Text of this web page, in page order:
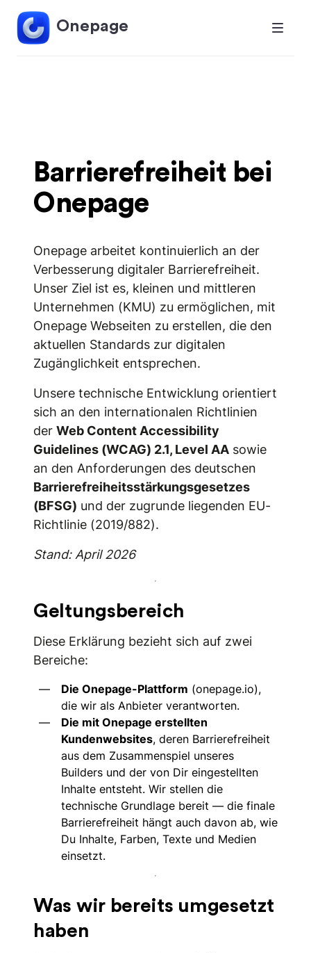
Onepage
Barrierefreiheit bei
Onepage
Onepage arbeitet kontinuierlich an der
Verbesserung digitaler Barrierefreiheit.
Unser Ziel ist es, kleinen und mittleren
Unternehmen (KMU) zu ermöglichen, mit
Onepage Webseiten zu erstellen, die den
aktuellen Standards zur digitalen
Zugänglichkeit entsprechen.
Unsere technische Entwicklung orientiert
sich an den internationalen Richtlinien
der Web Content Accessibility
Guidelines (WCAG) 2.1, Level AA sowie
an den Anforderungen des deutschen
Barrierefreiheitsstärkungsgesetzes
(BFSG) und der zugrunde liegenden EU-
Richtlinie (2019/882).
Stand: April 2026
Geltungsbereich
Diese Erklärung bezieht sich auf zwei
Bereiche:
Die Onepage-Plattform (onepage.io),
die wir als Anbieter verantworten.
Die mit Onepage erstellten
Kundenwebsites, deren Barrierefreiheit
aus dem Zusammenspiel unseres
Builders und der von Dir eingestellten
Inhalte entsteht. Wir stellen die
technische Grundlage bereit — die finale
Barrierefreiheit hängt auch davon ab, wie
Du Inhalte, Farben, Texte und Medien
einsetzt.
Was wir bereits umgesetzt
haben